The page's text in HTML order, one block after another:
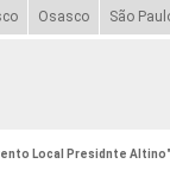
Osasco São
Local Presidnte Altino